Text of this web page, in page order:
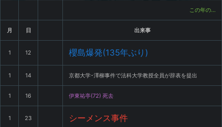
この年の…
月 日 出来事
1 12 櫻島爆発(135年ぶり)
1 14 京都大学･澤柳事件で法科大学教授全員が辞表を提出
1 16 伊東祐亭(72) 死去
1 23 シーメンス事件